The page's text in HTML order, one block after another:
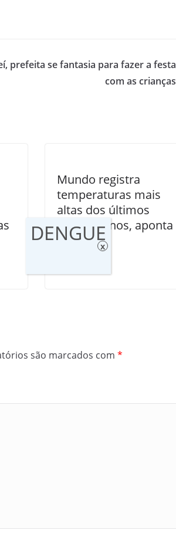
prefeita se fantasia para fazer a festa
com as crianças
Mundo registra
temperaturas mais
altas dos últimos
dois mil anos, aponta
estudo
são marcados com *
DENGUE
x